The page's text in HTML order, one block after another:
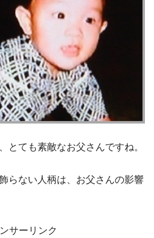
とても素敵なお父さんですね。
らない人柄は、お父さんの影響
サーリンク